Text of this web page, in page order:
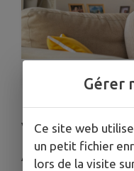
Valérie Lecourt et
A domicile, sur
Gérer
Ce site web
un petit fichier
lors de la visite